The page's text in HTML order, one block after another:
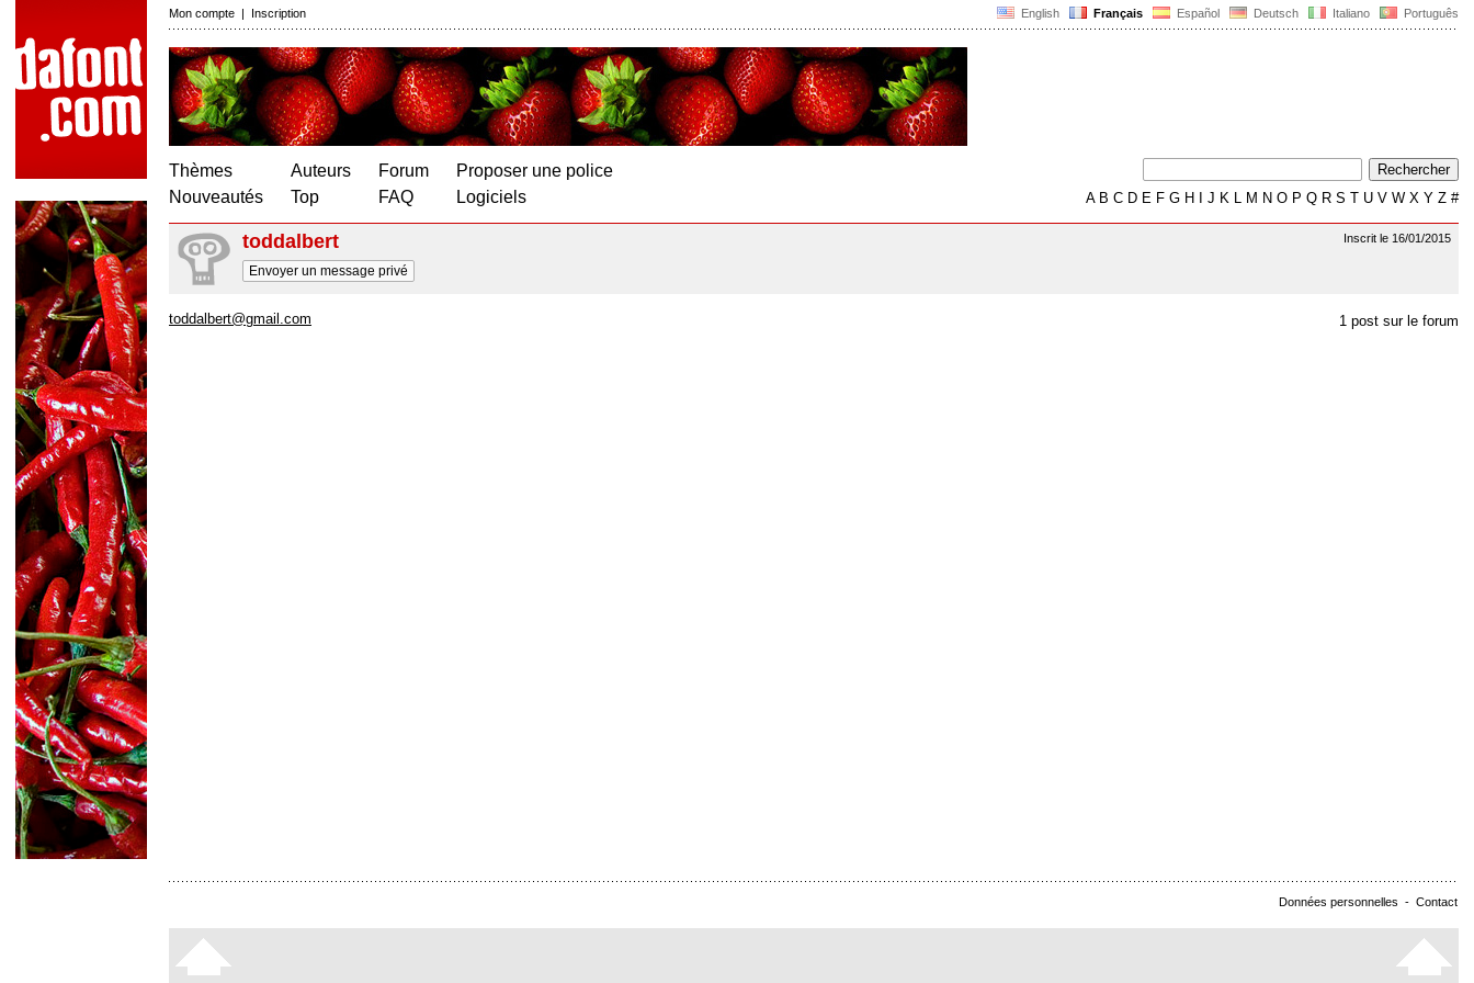
English Français Español Deutsch Italiano Português
Mon compte | Inscription
Thèmes
Nouveautés
Auteurs
Top
Forum
FAQ
Proposer une police
Logiciels
AB C D E F G H J K L M N O P Q R S T U V W X Y Z #
Inscrit le 16/01/2015
toddalbert
Envoyer un message privé
1 post sur le forum
toddalbert@gmail.com
Données personnelles - Contact